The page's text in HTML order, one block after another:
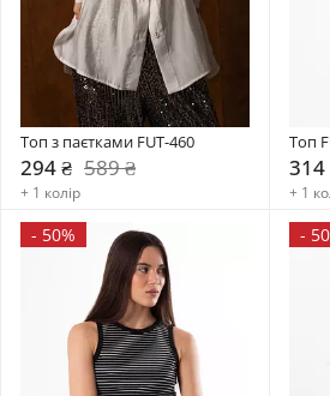
Топ з паєтками FUT-460
294 ₴ 589 ₴
+ 1 колір
Топ
314
+ 1
- 50% -